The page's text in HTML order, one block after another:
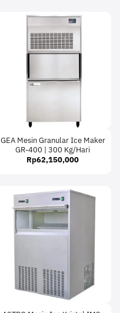
GEA Mesin Granular Ice Maker
GR-400 | 300 Kg/Hari
Rp62,150,000